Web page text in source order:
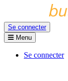
Se connecter
Menu
Se connecter